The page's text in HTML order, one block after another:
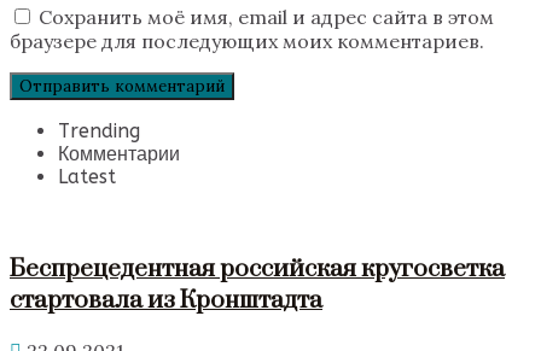
Сохранить моё имя, email и адрес сайта в этом
браузере для последующих моих комментариев.
Trending
Комментарии
Latest
Беспрецедентная российская кругосветка
стартовала из Кронштадта